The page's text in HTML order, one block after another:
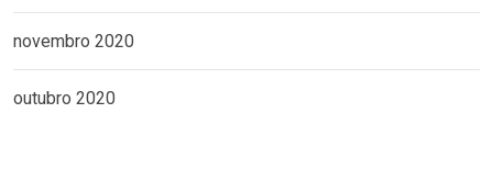
novembro 2020
outubro 2020